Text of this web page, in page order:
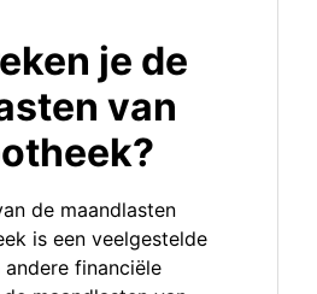
je de
van
de maandlasten
is een veelgestelde
financiële